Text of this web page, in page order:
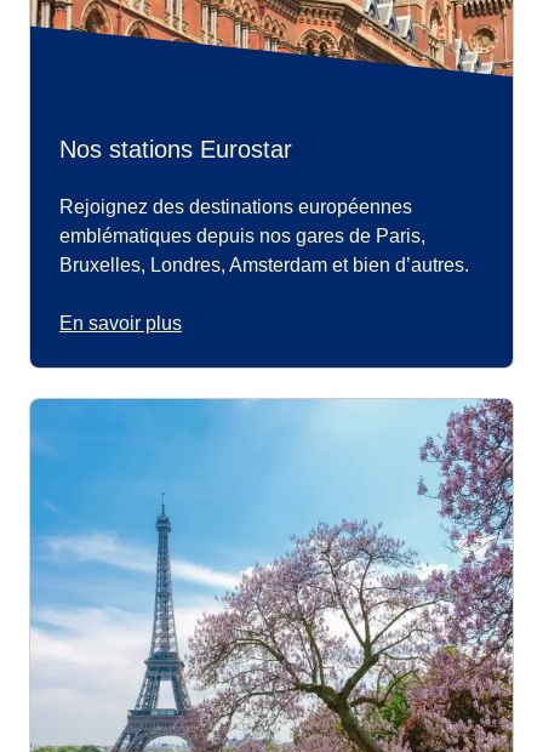
Nos stations Eurostar
Rejoignez des destinations européennes
emblématiques depuis nos gares de Paris,
Bruxelles, Londres, Amsterdam et bien d’autres.
En savoir plus